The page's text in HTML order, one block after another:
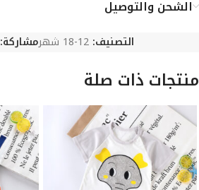
الشحن والتوصيل
التصنيف: 12-18 شهر مشاركة:
منتجات ذات صلة